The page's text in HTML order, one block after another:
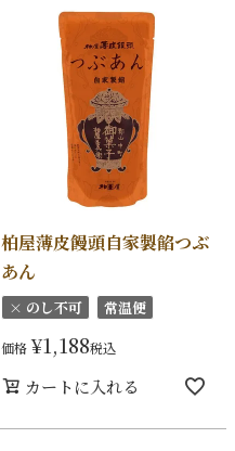
柏屋薄皮饅頭自家製餡つぶ
あん
× のし不可 常温便
価格 ¥1,188税込
カートに入れる